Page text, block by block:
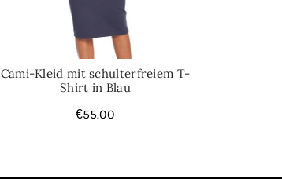
Cami-Kleid mit schulterfreiem T-
Shirt in Blau
€55.00